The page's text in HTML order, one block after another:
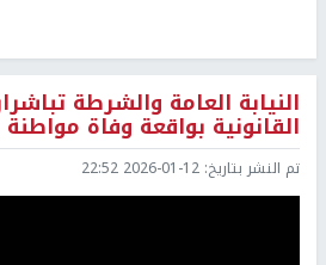
النيابة العامة والشرطة
القانونية بواقعة وفاة
تم النشر بتاريخ: 2026-01-12 22:52